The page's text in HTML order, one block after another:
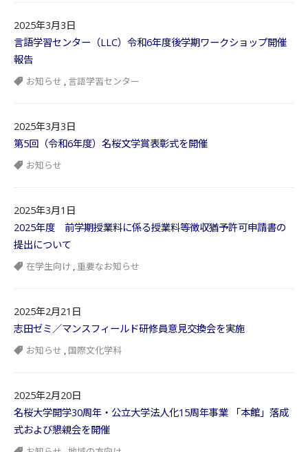
2025年3月3日
言語学習センター（LLC）令和6年度後学期ワークショップ開催
報告
お知らせ , 言語学習センター
2025年3月3日
第5回（令和6年度）名桜文学賞表彰式を開催
お知らせ
2025年3月1日
2025年度 前学期授業料に係る授業料等徴収猶予許可申請書の
提出について
在学生向け , 重要なお知らせ
2025年2月21日
志田ゼミ／マンスフィールド研修員意見交換会を実施
お知らせ , 国際文化学科
2025年2月20日
名桜大学開学30周年・公立大学法人化15周年事業 「本館」落成
式および懇親会を開催